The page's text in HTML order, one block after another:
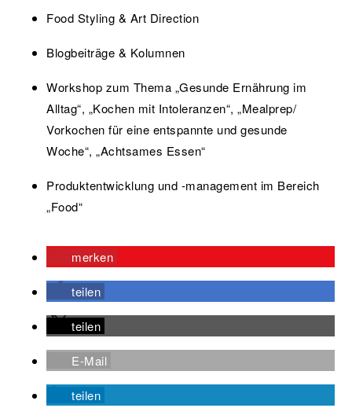
Food Styling & Art Direction
Blogbeiträge & Kolumnen
Workshop zum Thema „Gesunde Ernährung im
Alltag“, „Kochen mit Intoleranzen“, „Mealprep/
Vorkochen für eine entspannte und gesunde
Woche“, „Achtsames Essen“
Produktentwicklung und -management im Bereich
„Food“
merken
teilen
teilen
E-Mail
teilen